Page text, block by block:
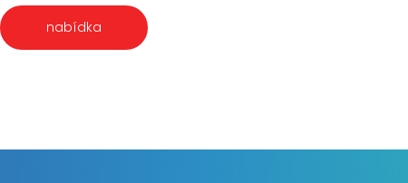
nabídka